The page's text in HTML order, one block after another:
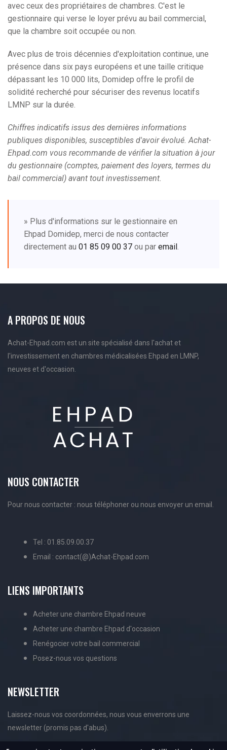
avec ceux des propriétaires de chambres. C'est le
gestionnaire qui verse le loyer prévu au bail commercial,
que la chambre soit occupée ou non.
Avec plus de trois décennies d'exploitation continue, une
présence dans six pays européens et une taille critique
dépassant les 10 000 lits, Domidep offre le profil de
solidité recherché pour sécuriser des revenus locatifs
LMNP sur la durée.
Chiffres indicatifs issus des dernières informations
publiques disponibles, susceptibles d'avoir évolué. Achat-
Ehpad.com vous recommande de vérifier la situation à jour
du gestionnaire (comptes, paiement des loyers, termes du
bail commercial) avant tout investissement.
» Plus d'informations sur le gestionnaire en
Ehpad Domidep, merci de nous contacter
directement au 01 85 09 00 37 ou par email
A PROPOS DE NOUS
Achat-Ehpad.com est un site spécialisé dans l'achat et
l'investissement en chambres médicalisées Ehpad en LMNP,
neuves et d'occasion.
NOUS CONTACTER
Pour nous contacter : nous téléphoner ou nous envoyer un email.
Tel : 01.85.09.00.37
Email : contact(@)Achat-Ehpad.com
LIENS IMPORTANTS
Acheter une chambre Ehpad neuve
Acheter une chambre Ehpad d'occasion
Renégocier votre bail commercial
Posez-nous vos questions
NEWSLETTER
Laissez-nous vos coordonnées, nous vous enverrons une
newsletter (promis pas d'abus).